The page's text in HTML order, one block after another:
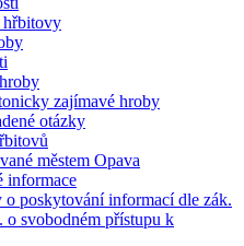
hřbitovy
zajímavé hroby
otázky
městem Opava
informace
poskytování informací dle zák.
o svobodném přístupu k